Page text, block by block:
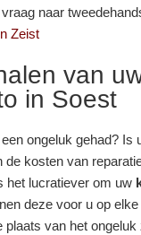
naar
Zeist
van
in Soest
ongeluk gehad? Is
de kosten van
het lucratiever om uw
deze voor u op
plaats van het ongeluk